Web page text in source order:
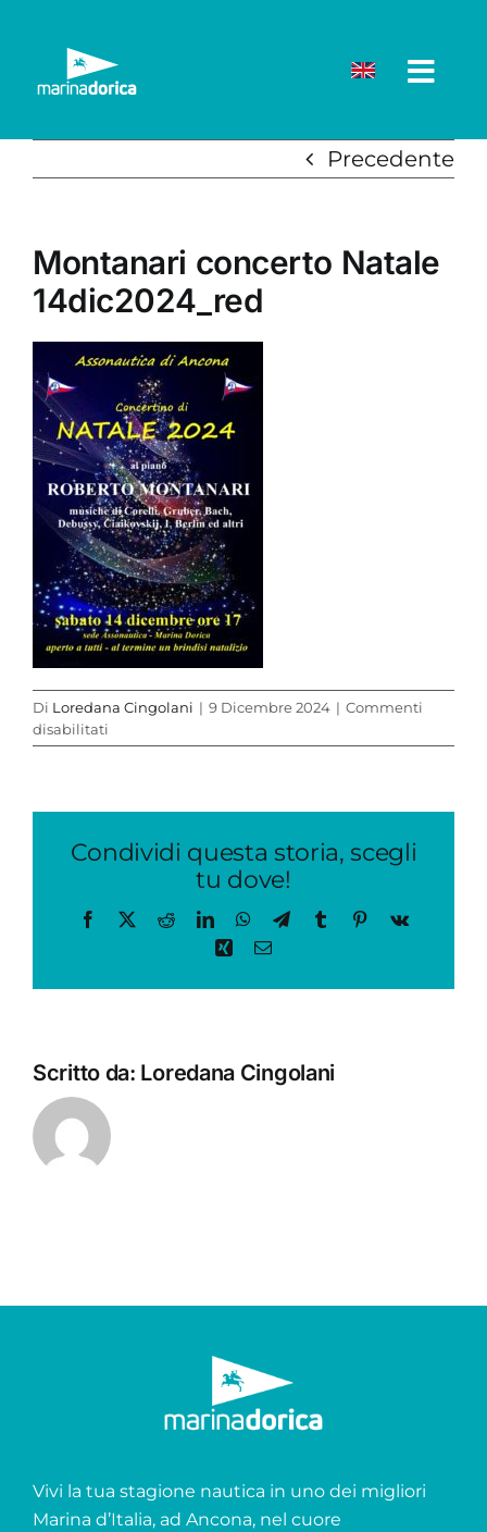
contenuto
Precedente
Montanari concerto Natale
14dic2024_red
Di Loredana Cingolani | 9 Dicembre 2024 | Commenti
disabilitati
Montanari
14dic2024_red
Condividi questa storia, scegli
tu dove!
Facebook
X RedditLinkedInWhatsApp
TelegramTumblrPinterest
Vk
Xing Email
Scritto da: Loredana Cingolani
Vivi la tua stagione nautica in uno dei migliori
Marina d’Italia, ad Ancona, nel cuore